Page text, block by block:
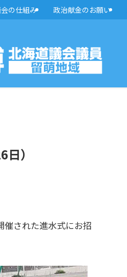
の仕組み 政治献金のお願い
）
された進水式にお招